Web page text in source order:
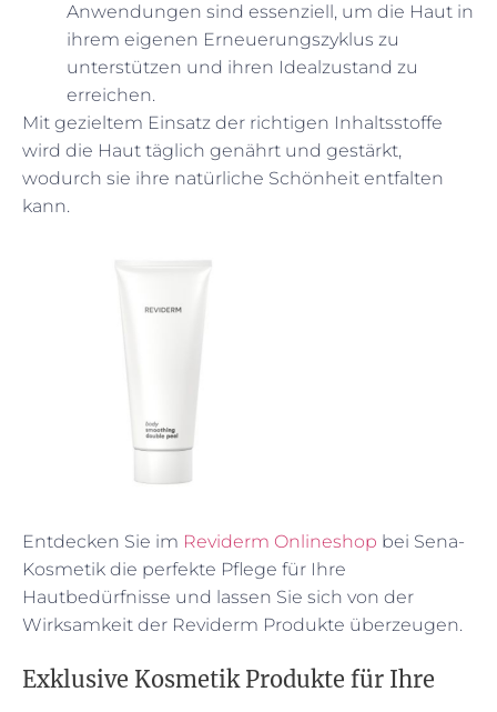
Anwendungen sind essenziell, um die Haut in
ihrem eigenen Erneuerungszyklus zu
unterstützen und ihren Idealzustand zu
erreichen.
Mit gezieltem Einsatz der richtigen Inhaltsstoffe
wird die Haut täglich genährt und gestärkt,
wodurch sie ihre natürliche Schönheit entfalten
kann.
Entdecken Sie im Reviderm Onlineshop bei Sena-
Kosmetik die perfekte Pflege für Ihre
Hautbedürfnisse und lassen Sie sich von der
Wirksamkeit der Reviderm Produkte überzeugen.
Exklusive Kosmetik Produkte für Ihre